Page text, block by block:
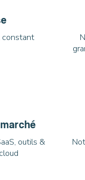
constant
outils &